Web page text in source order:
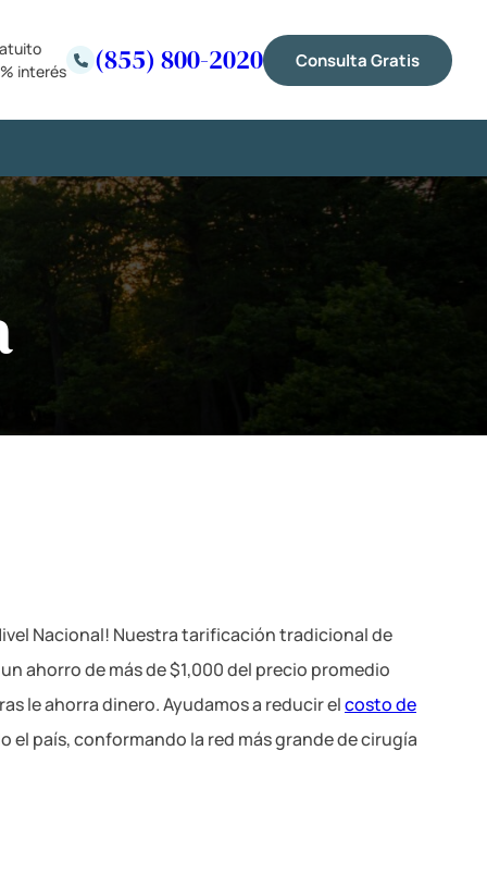
interés
(855) 800-2020 Consulta Gratis
Nacional! Nuestra tarificación tradicional de
ahorro de más de $1,000 del precio promedio
le ahorra dinero. Ayudamos a reducir elcosto de
país, conformando la red más grande de cirugía